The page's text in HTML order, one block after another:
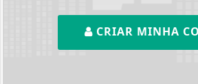
CRIAR MINHA